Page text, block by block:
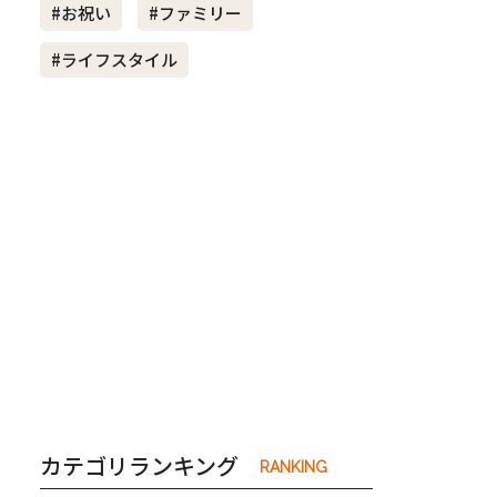
夫婦 #産休
#お祝い
#ファミリー
#ライフスタイル
カテゴリランキング RANKING